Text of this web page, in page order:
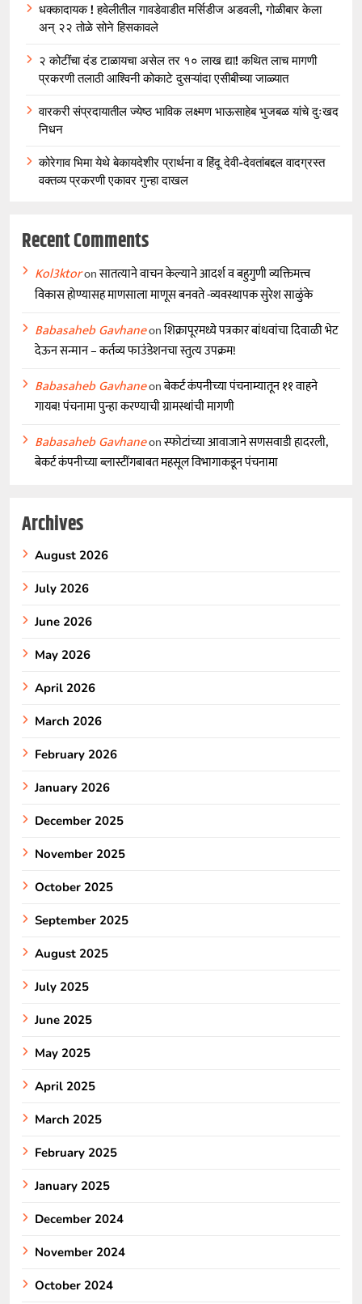
धक्कादायक ! हवेलीतील गावडेवाडीत मर्सिडीज अडवली, गोळीबार केला
अन् २२ तोळे सोने हिसकावले
२ कोटींचा दंड टाळायचा असेल तर १० लाख द्या! कथित लाच मागणी
प्रकरणी तलाठी आश्विनी कोकाटे दुसऱ्यांदा एसीबीच्या जाळ्यात
वारकरी संप्रदायातील ज्येष्ठ भाविक लक्ष्मण भाऊसाहेब भुजबळ यांचे दुःखद
निधन
कोरेगाव भिमा येथे बेकायदेशीर प्रार्थना व हिंदू देवी-देवतांबद्दल वादग्रस्त
वक्तव्य प्रकरणी एकावर गुन्हा दाखल
Recent Comments
Kol3ktoronसातत्याने वाचन केल्याने आदर्श व बहुगुणी व्यक्तिमत्त्व
विकास होण्यासह माणसाला माणूस बनवते -व्यवस्थापक सुरेश साळुंके
Babasaheb Gavhaneonशिक्रापूरमध्ये पत्रकार बांधवांचा दिवाळी भेट
देऊन सन्मान – कर्तव्य फाउंडेशनचा स्तुत्य उपक्रम!
Babasaheb Gavhaneonबेकर्ट कंपनीच्या पंचनाम्यातून ११ वाहने
गायब! पंचनामा पुन्हा करण्याची ग्रामस्थांची मागणी
Babasaheb Gavhaneonस्फोटांच्या आवाजाने सणसवाडी हादरली,
बेकर्ट कंपनीच्या ब्लास्टींगबाबत महसूल विभागाकडून पंचनामा
Archives
August 2026
July 2026
June 2026
May 2026
April 2026
March 2026
February 2026
January 2026
December 2025
November 2025
October 2025
September 2025
August 2025
July 2025
June 2025
May 2025
April 2025
March 2025
February 2025
January 2025
December 2024
November 2024
October 2024